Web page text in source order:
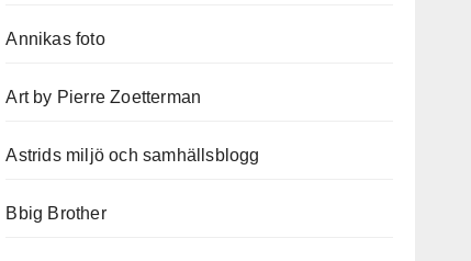
Annikas foto
Art by Pierre Zoetterman
Astrids miljö och samhällsblogg
Bbig Brother